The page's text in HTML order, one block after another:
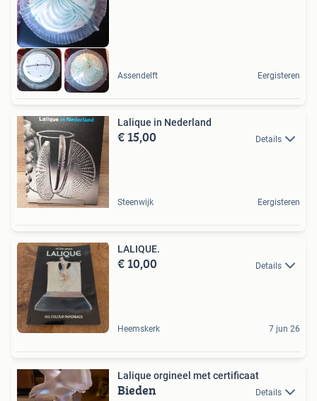
Assendelft Eergisteren
Lalique in Nederland
€ 15,00 Details
Steenwijk Eergisteren
LALIQUE.
€ 10,00 Details
Heemskerk 7 jun 26
Lalique orgineel met certificaat
Bieden Details